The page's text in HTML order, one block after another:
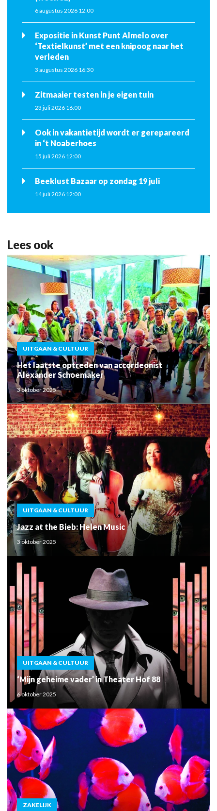
6 augustus 2026 12:00
Expositie in Kunst Punt Almelo over
‘Textielkunst’ met een knipoog naar het
verleden
3 augustus 2026 16:30
Zitmaaier testen in je eigen tuin
23 juli 2026 16:00
Ook in vakantietijd wordt er gerepareerd
in ‘t Noaberhoes
15 juli 2026 12:00
Beeklust Bazaar op zondag 19 juli
14 juli 2026 12:00
Lees ook
UITGAAN & CULTUUR
Het laatste optreden van accordeonist
Alexander Schoemaker
3 oktober 2025
UITGAAN & CULTUUR
Jazz at the Bieb: Helen Music
3 oktober 2025
UITGAAN & CULTUUR
‘Mijn geheime vader’ in Theater Hof 88
6 oktober 2025
ZAKELIJK